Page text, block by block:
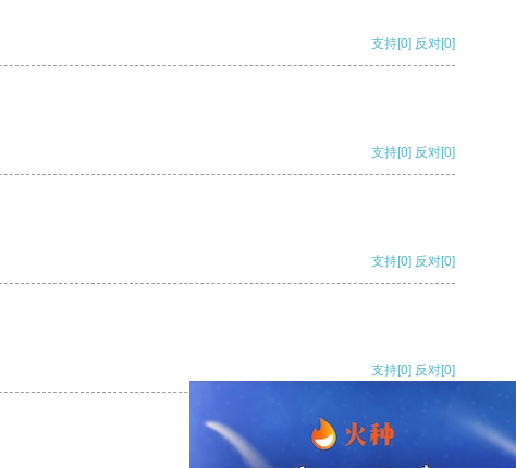
支持[0] 反对[0]
支持[0] 反对[0]
支持[0] 反对[0]
支持[0] 反对[0]